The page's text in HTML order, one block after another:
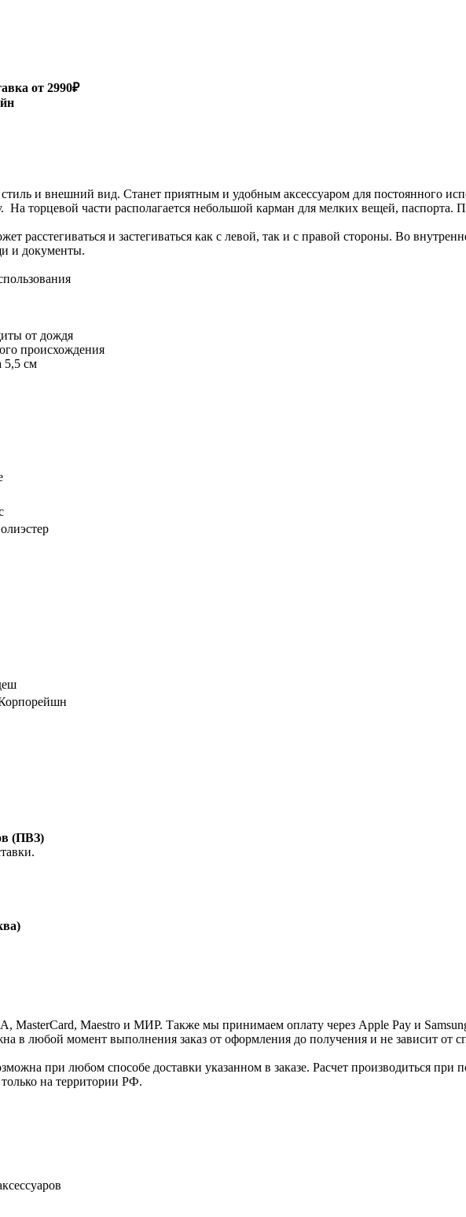
от 2990₽
и внешний вид. Станет приятным и удобным аксессуаром для постоянного
торцевой части располагается небольшой карман для мелких вещей, паспорта.
расстегиваться и застегиваться как с левой, так и с правой стороны. Во
и документы.
от дождя
происхождения
5,5 см
(ПВЗ)
MasterCard, Maestro и МИР. Также мы принимаем оплату через Apple Pay и
в любой момент выполнения заказ от оформления до получения и не зависит от
при любом способе доставки указанном в заказе. Расчет производиться при
на территории РФ.